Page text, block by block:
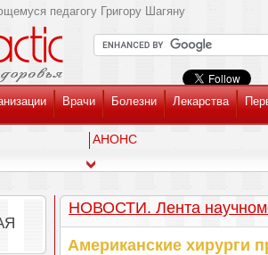
педагогу Григору Шагяну
Врачи Болезни Лекарства
АНОНС
НОВОСТИ. Лента
Американские хирурги